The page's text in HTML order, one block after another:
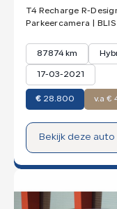
T4 Recharge R-
Parkeercamera |
87874 km
17-03-2021
€ 28.800 v.a €
Bekijk deze auto